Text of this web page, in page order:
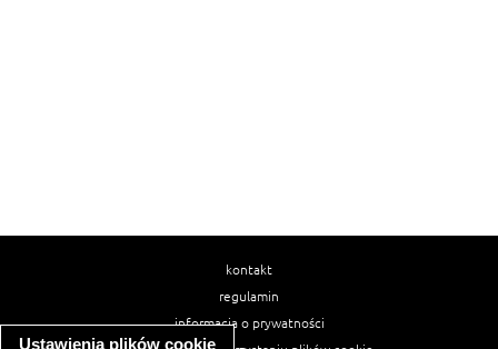
Ustawienia plików cookie
kontakt
regulamin
informacja o prywatności